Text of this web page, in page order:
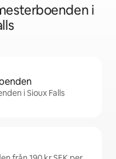
i
i Sioux Falls